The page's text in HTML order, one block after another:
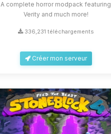
A complete horror modpack featuring
Verity and much more!
336,231 téléchargements
Créer mon serveur